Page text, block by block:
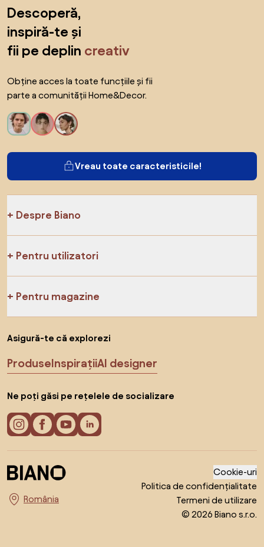
Descoperă,
inspiră-te și
fii pe deplin creativ
Obține acces la toate funcțiile și fii
parte a comunității Home&Decor.
Vreau toate caracteristicile!
Despre Biano
Pentru utilizatori
Pentru magazine
Asigură-te că explorezi
ProduseInspirațiiAI designer
Ne poți găsi pe rețelele de socializare
Alege țara
Cookie-uri
Politica de confidențialitate
Termeni de utilizare
© 2026 Biano s.r.o.